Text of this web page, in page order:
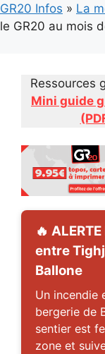
GR20 Infos » La
le GR20 au mois
Ressources
Mini guide
🔥
entre
Ballone
Un incendie
bergerie de
sentier est
zone et